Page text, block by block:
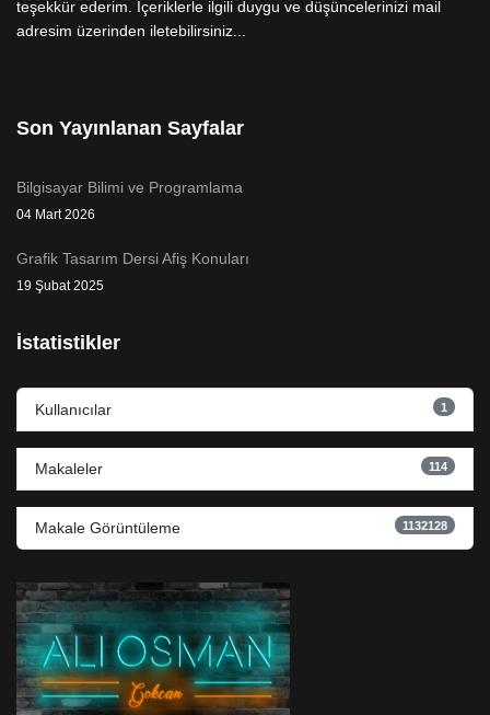
teşekkür ederim. İçeriklerle ilgili duygu ve düşüncelerinizi mail
adresim üzerinden iletebilirsiniz...
Son Yayınlanan Sayfalar
Bilgisayar Bilimi ve Programlama
04 Mart 2026
Grafik Tasarım Dersi Afiş Konuları
19 Şubat 2025
İstatistikler
Kullanıcılar 1
Makaleler 114
Makale Görüntüleme 1132128